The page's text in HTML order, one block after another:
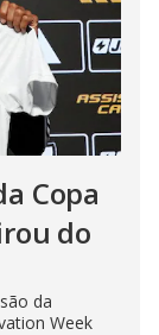
Copa
do
da
Week